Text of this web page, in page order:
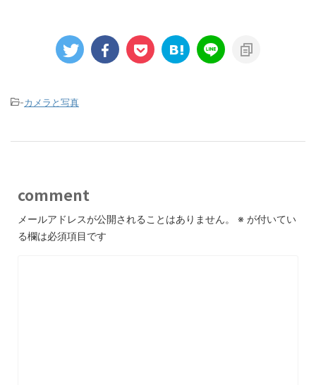
-カメラと写真
comment
メールアドレスが公開されることはありません。 ※ が付いてい
る欄は必須項目です